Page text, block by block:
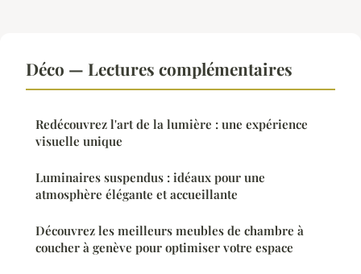
Déco — Lectures complémentaires
Redécouvrez l'art de la lumière : une expérience
visuelle unique
Luminaires suspendus : idéaux pour une
atmosphère élégante et accueillante
Découvrez les meilleurs meubles de chambre à
coucher à genève pour optimiser votre espace